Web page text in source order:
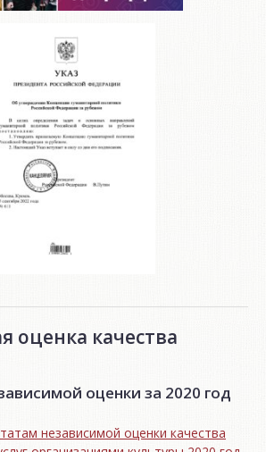
оценка качества
оценки за 2020 год
независимой оценки качества